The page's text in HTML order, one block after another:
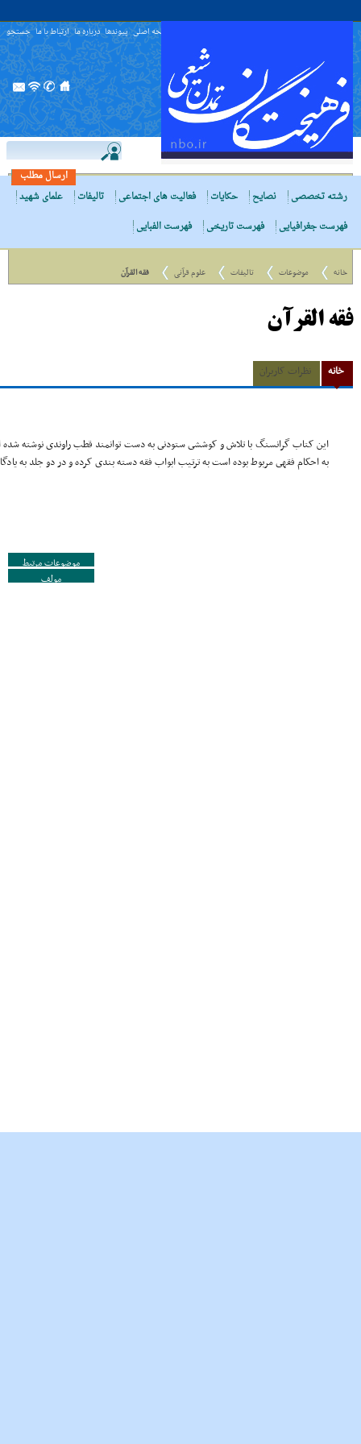
صفحه اصلی پیوندها درباره ما ارتباط با ما جستجو
ارسال مطلب
رشته تخصصی
نصایح حکایات فعالیت های اجتماعی تالیفات
علمای شهید
فهرست جغرافیایی
فهرست تاریخی فهرست الفبایی
خانه موضوعات تالیفات علوم قرآنی فقه القرآن
فقه القرآن
خانه نظرات کاربران
این کتاب گرانسنگ با تلاش و کوششى ستودنى به دست توانمند قطب راوندى نوشته شده
به احکام فقهى مربوط بوده است به ترتیب ابواب فقه دسته بندى کرده و در دو جلد به
موضوعات مرتبط
مولف